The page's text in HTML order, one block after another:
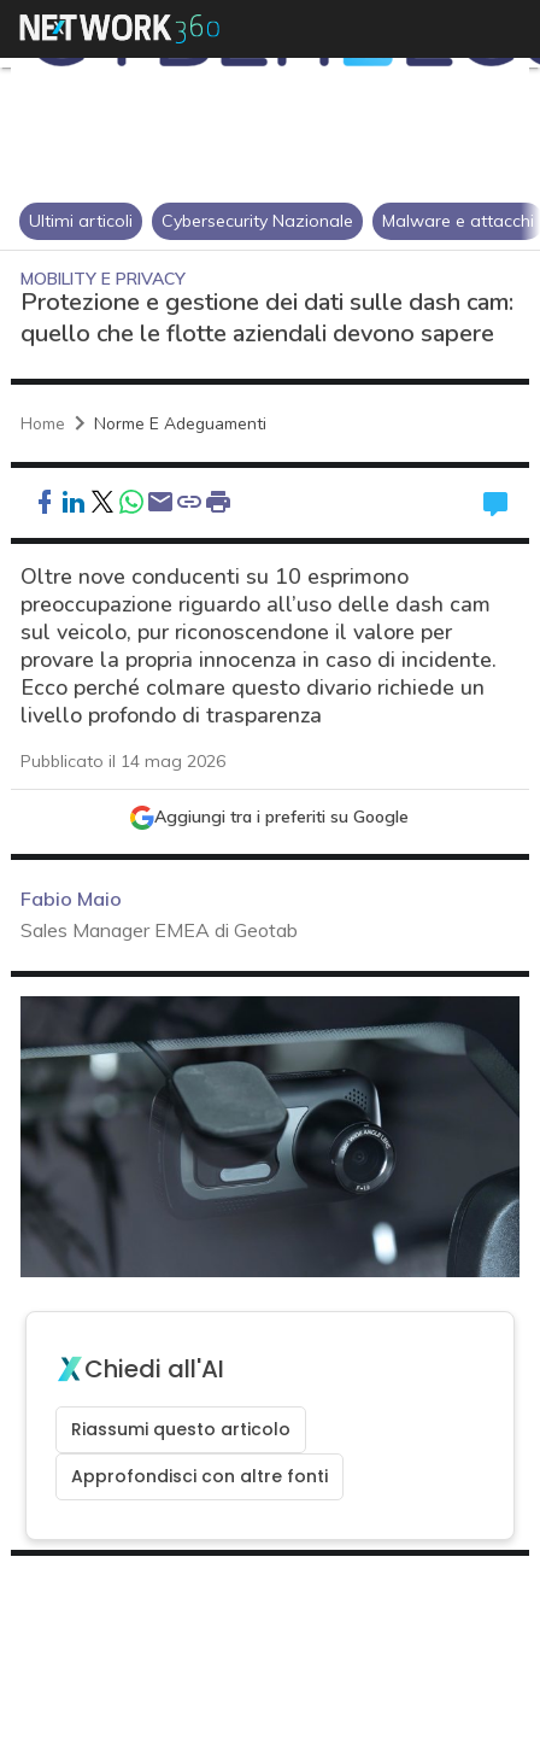
Ultimi articoli Cybersecurity Nazionale Malware e attacchi
MOBILITY E PRIVACY
Protezione e gestione dei dati sulle dash cam:
quello che le flotte aziendali devono sapere
Home Norme E Adeguamenti
Oltre nove conducenti su 10 esprimono
preoccupazione riguardo all’uso delle dash cam
sul veicolo, pur riconoscendone il valore per
provare la propria innocenza in caso di incidente.
Ecco perché colmare questo divario richiede un
livello profondo di trasparenza
Pubblicato il 14 mag 2026
Aggiungi tra i preferiti su Google
Fabio Maio
Sales Manager EMEA di Geotab
Chiedi all'AI
Riassumi questo articolo
Approfondisci con altre fonti